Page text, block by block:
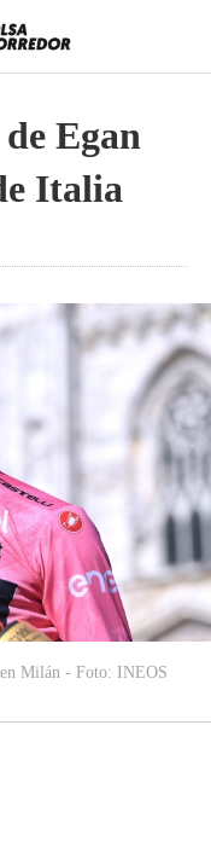
Egan
Italia
en Milán - Foto: INEOS